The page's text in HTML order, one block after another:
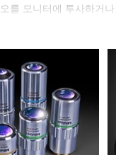
모니터에 투사하거
광 이미징 용도에서